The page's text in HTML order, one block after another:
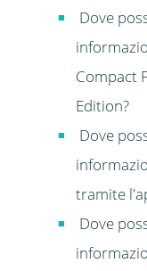
Dove
Compact
Edition?
Dove
tramite
Dove